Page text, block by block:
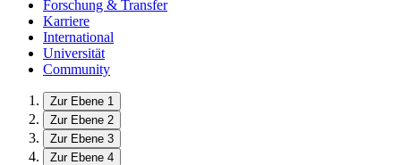
Forschung & Transfer
Karriere
International
Universität
Community
Zur Ebene 1
Zur Ebene 2
Zur Ebene 3
Zur Ebene 4